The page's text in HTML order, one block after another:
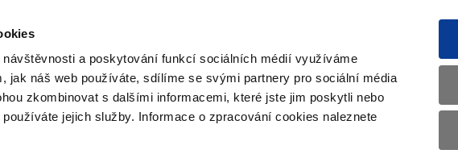
návštěvnosti a poskytování funkcí sociálních médií využíváme
jak náš web používáte, sdílíme se svými partnery pro sociální média
zkombinovat s dalšími informacemi, které jste jim poskytli nebo
jejich služby. Informace o zpracování cookies naleznete